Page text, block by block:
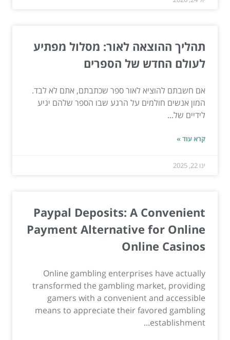
תהליך ההוצאה לאור: מסלול מפתיע
לעולם החדש של הספרים
אם חשבתם להוציא לאור ספר שכתבתם, אתם לא לבד.
המון אנשים חולמים על הרגע שבו הספר שלהם יגיע
לידיים של...
קרא עוד »
ינו 22, 2025
Paypal Deposits: A Convenient
Payment Alternative for Online
Online Casinos
Online gambling enterprises have actually
transformed the gambling market, providing
gamers with a convenient and accessible
means to appreciate their favored gambling
establishment...